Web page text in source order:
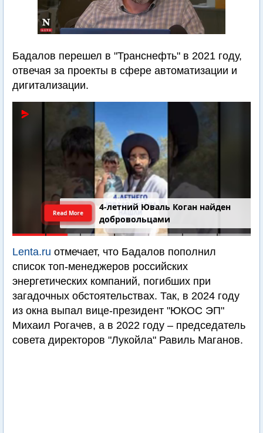
Бадалов перешел в "Транснефть" в 2021 году,
отвечая за проекты в сфере автоматизации и
дигитализации.
4-летний Юваль Коган найден
добровольцами
Read More
Lenta.ru отмечает, что Бадалов пополнил
список топ-менеджеров российских
энергетических компаний, погибших при
загадочных обстоятельствах. Так, в 2024 году
из окна выпал вице-президент "ЮКОС ЭП"
Михаил Рогачев, а в 2022 году – председатель
совета директоров "Лукойла" Равиль Маганов.